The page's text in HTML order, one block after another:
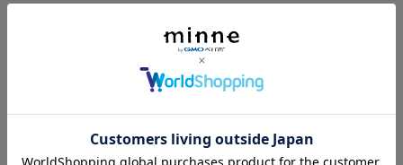
販売支援企画・イベント